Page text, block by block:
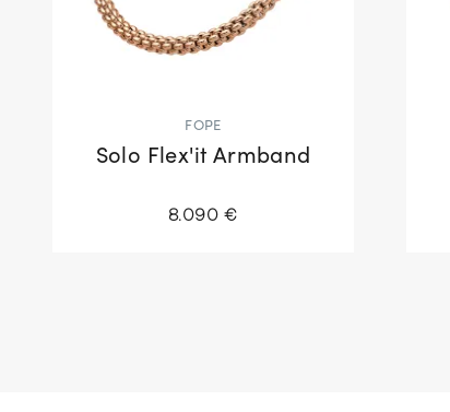
FOPE
Solo Flex'it Armband
8.090 €